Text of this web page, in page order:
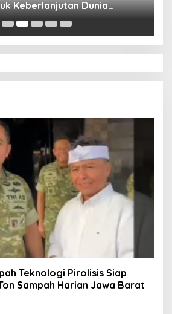
Keberlanjutan Dunia
Teknologi Pirolisis Siap
Sampah Harian Jawa Barat